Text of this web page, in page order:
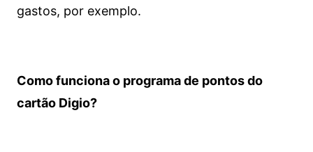
gastos, por exemplo.
Como funciona o programa de pontos do
cartão Digio?